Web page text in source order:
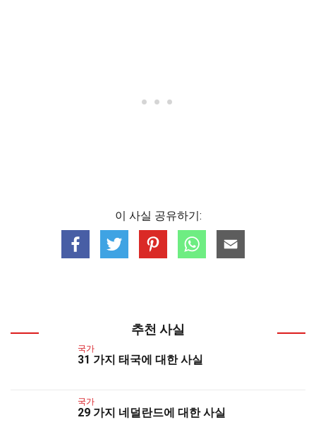
이 사실 공유하기:
추천 사실
국가
31 가지 태국에 대한 사실
국가
29 가지 네덜란드에 대한 사실